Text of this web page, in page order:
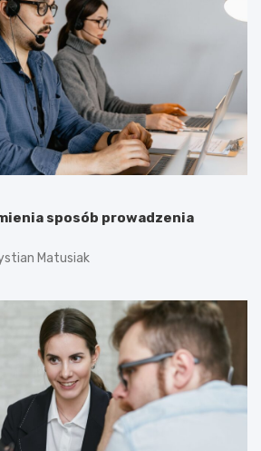
sposób prowadzenia
Matusiak